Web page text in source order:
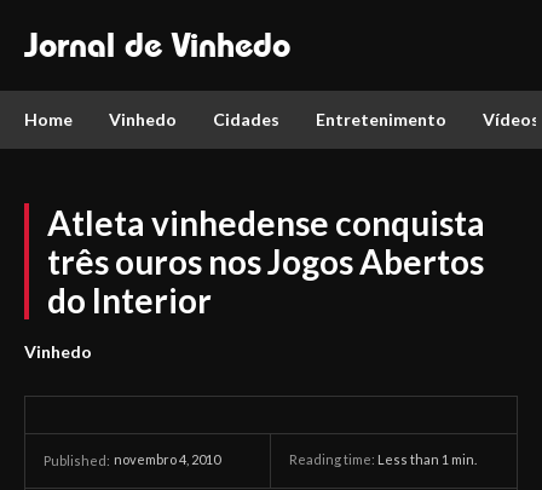
Jornal de Vinhedo
Home Vinhedo Cidades Entretenimento Vídeos
Atleta vinhedense conquista
três ouros nos Jogos Abertos
do Interior
Vinhedo
Published: novembro 4, 2010 Reading time: Less than 1 min.